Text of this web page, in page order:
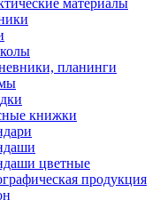
материалы
планинги
книжки
цветные
продукция